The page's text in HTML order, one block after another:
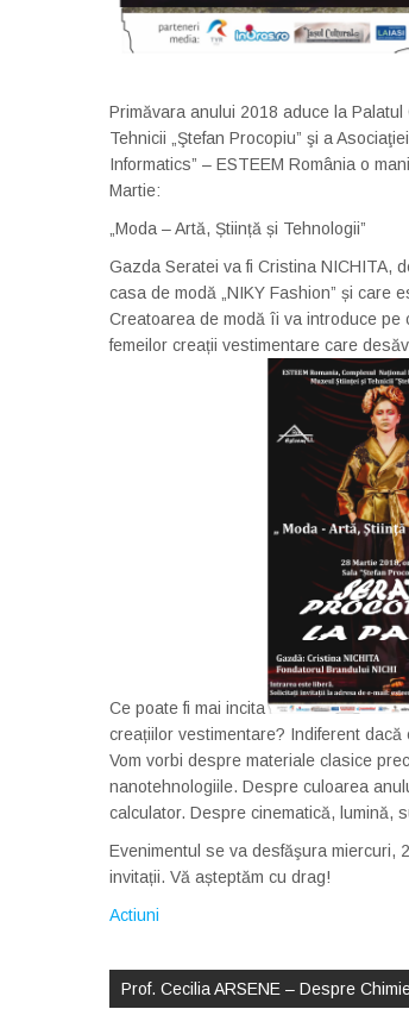
Primăvara anului 2018 aduce la
Tehnicii „Ştefan Procopiu” şi a
Informatics” – ESTEEM România o
Martie:
„Moda – Artă, Știință și Tehnologii”
Gazda Seratei va fi Cristina NICHITA,
casa de modă „NIKY Fashion” și care
Creatoarea de modă îi va introduce pe
femeilor creații vestimentare care
Ce poate fi mai incita
creațiilor vestimentare? Indiferent
Vom vorbi despre materiale clasice
nanotehnologiile. Despre culoarea
calculator. Despre cinematică, lumină,
Evenimentul se va desfăşura miercuri,
invitații. Vă așteptăm cu drag!
Actiuni
navigation
Prof. Cecilia ARSENE – Despre